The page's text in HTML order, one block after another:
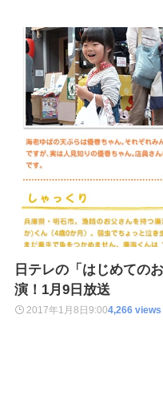
日テレの「はじめての
演！1月9日放送
2017年1月8日 9:004,266 views